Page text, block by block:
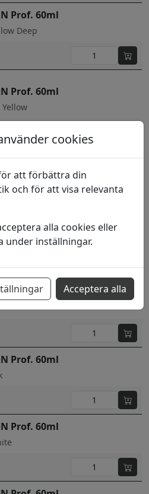
Prof. 60ml
Deep
Prof. 60ml
Yellow
Prof. 60ml
Prof. 60ml
Prof. 60ml
Prof. 60ml
Prof. 60ml
cookies
att förbättra din
och för att visa relevanta
alla cookies eller
under inställningar.
Acceptera alla